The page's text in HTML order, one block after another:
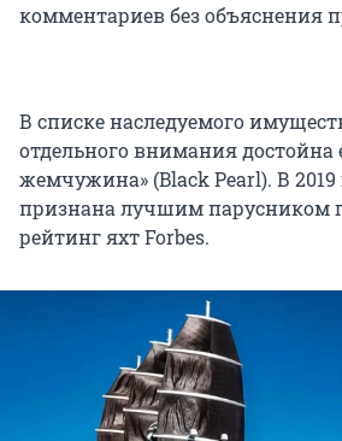
комментариев без объяснения
В списке наследуемого
отдельного внимания достойна
жемчужина» (Black Pearl). В 2019
признана лучшим парусником
рейтинг яхт Forbes.